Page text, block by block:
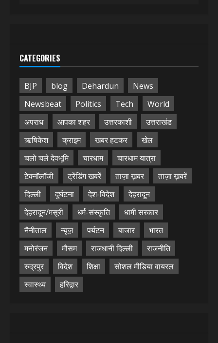
CATEGORIES
BJP blog Dehardun
News
Newsbeat
Politics Tech
World
अपराध
आपका शहर उत्तरकाशी
उत्तराखंड
ऋषिकेश
क्राइम खबर हटकर
खेल
चलो चले देवभूमि
चारधाम
चारधाम यात्रा
टेक्नॉलॉजी
ट्रेंडिंग खबरें ताज़ा ख़बर
ताज़ा ख़बरें
दिल्ली
दुर्घटना देश-विदेश
देहरादून
देहरादून/मसूरी
धर्म-संस्कृति
धामी सरकार
नैनीताल
न्यूज़ पर्यटन बाजार
भारत
मनोरंजन
मौसम राजधानी दिल्ली
राजनीति
रुद्रपुर
विदेश शिक्षा
सोशल मीडिया वायरल
स्वास्थ्य
हरिद्वार